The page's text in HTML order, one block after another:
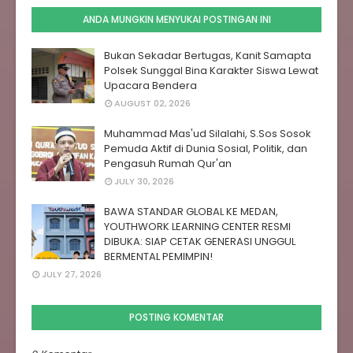
ANDA MUNGKIN MENYUKAI POSTINGAN INI
Bukan Sekadar Bertugas, Kanit Samapta
Polsek Sunggal Bina Karakter Siswa Lewat
Upacara Bendera
AUGUST 02, 2026
Muhammad Mas'ud Silalahi, S.Sos Sosok
Pemuda Aktif di Dunia Sosial, Politik, dan
Pengasuh Rumah Qur'an
JULY 30, 2026
BAWA STANDAR GLOBAL KE MEDAN,
YOUTHWORK LEARNING CENTER RESMI
DIBUKA: SIAP CETAK GENERASI UNGGUL
BERMENTAL PEMIMPIN!
JULY 27, 2026
POSTING KOMENTAR